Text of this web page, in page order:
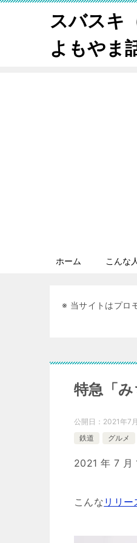
スバスキ
よもやま
ホーム こんな
※ 当サイトはプロ
特急「
公開日： 2021年7
鉄道
グルメ
2021 年 7 月
こんな リリー